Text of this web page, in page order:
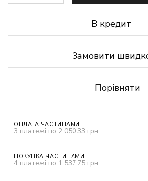
В кредит
Замовити
Порівняти
ОПЛАТА ЧАСТИНАМИ
3 платежі по 2 050.33 грн
ПОКУПКА ЧАСТИНАМИ
4 платежі по 1 537.75 грн